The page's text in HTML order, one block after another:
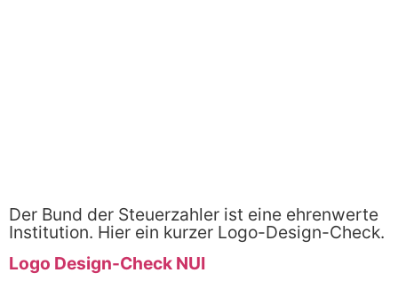
Der Bund der Steuerzahler ist eine ehrenwerte
Institution. Hier ein kurzer Logo-Design-Check.
Logo Design-Check NUI